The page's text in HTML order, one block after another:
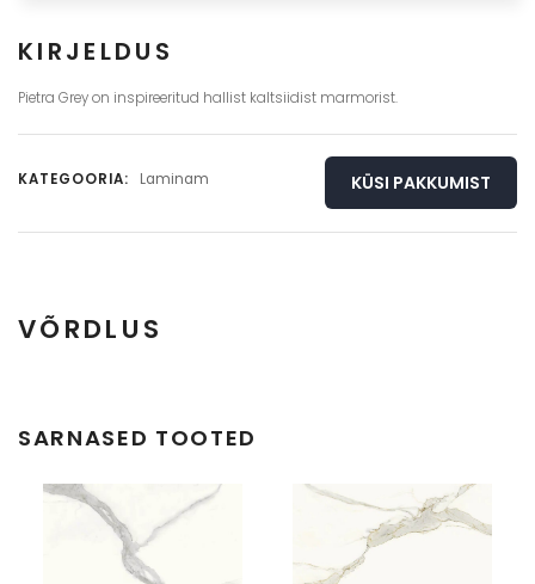
KIRJELDUS
Pietra Grey on inspireeritud hallist kaltsiidist marmorist.
KATEGOORIA: Laminam KÜSI PAKKUMIST
VÕRDLUS
Täisplaat
SARNASED TOOTED